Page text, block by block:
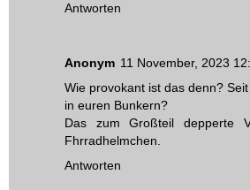
Antworten
Anonym 11 November, 2023
Wie provokant ist das denn?
in euren Bunkern?
Das zum Großteil depperte
Fhrradhelmchen.
Antworten